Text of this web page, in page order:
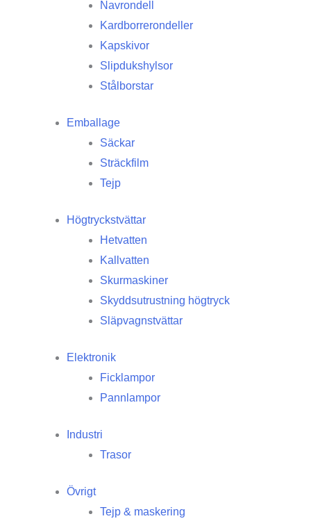
Navrondell
Kardborrerondeller
Kapskivor
Slipdukshylsor
Stålborstar
Emballage
Säckar
Sträckfilm
Tejp
Högtryckstvättar
Hetvatten
Kallvatten
Skurmaskiner
Skyddsutrustning högtryck
Släpvagnstvättar
Elektronik
Ficklampor
Pannlampor
Industri
Trasor
Övrigt
Tejp & maskering